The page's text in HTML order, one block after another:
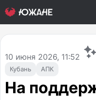
Кубань АПК
10 июня 2026, 11:52
На